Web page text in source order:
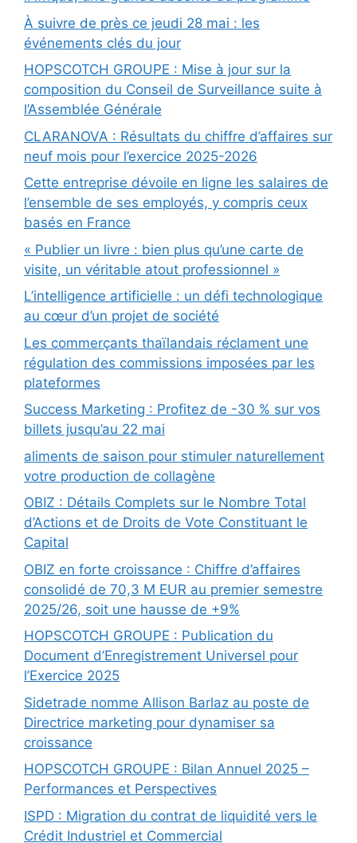
À suivre de près ce jeudi 28 mai : les
événements clés du jour
HOPSCOTCH GROUPE : Mise à jour sur la
composition du Conseil de Surveillance suite à
l’Assemblée Générale
CLARANOVA : Résultats du chiffre d’affaires sur
neuf mois pour l’exercice 2025-2026
Cette entreprise dévoile en ligne les salaires de
l’ensemble de ses employés, y compris ceux
basés en France
« Publier un livre : bien plus qu’une carte de
visite, un véritable atout professionnel »
L’intelligence artificielle : un défi technologique
au cœur d’un projet de société
Les commerçants thaïlandais réclament une
régulation des commissions imposées par les
plateformes
Success Marketing : Profitez de -30 % sur vos
billets jusqu’au 22 mai
aliments de saison pour stimuler naturellement
votre production de collagène
OBIZ : Détails Complets sur le Nombre Total
d’Actions et de Droits de Vote Constituant le
Capital
OBIZ en forte croissance : Chiffre d’affaires
consolidé de 70,3 M EUR au premier semestre
2025/26, soit une hausse de +9%
HOPSCOTCH GROUPE : Publication du
Document d’Enregistrement Universel pour
l’Exercice 2025
Sidetrade nomme Allison Barlaz au poste de
Directrice marketing pour dynamiser sa
croissance
HOPSCOTCH GROUPE : Bilan Annuel 2025 –
Performances et Perspectives
ISPD : Migration du contrat de liquidité vers le
Crédit Industriel et Commercial